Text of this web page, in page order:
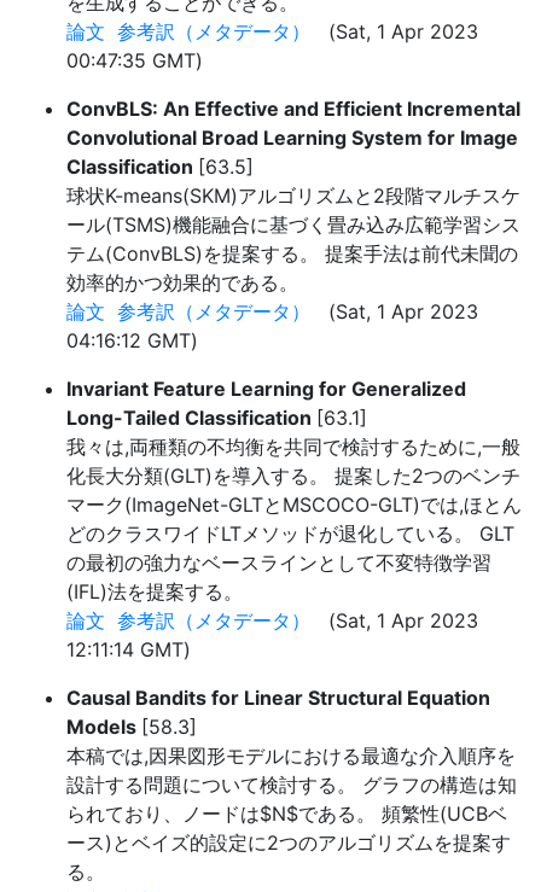
論文 参考訳（メタデータ）
(Sat, 1 Apr 2023
00:47:35 GMT)
ConvBLS: An Effective and Efficient Incremental
Convolutional Broad Learning System for Image
Classification [63.5]
球状K-means(SKM)アルゴリズムと2段階マルチスケ
ール(TSMS)機能融合に基づく畳み込み広範学習シス
テム(ConvBLS)を提案する。 提案手法は前代未聞の
効率的かつ効果的である。
論文 参考訳（メタデータ）
(Sat, 1 Apr 2023
04:16:12 GMT)
Invariant Feature Learning for Generalized
Long-Tailed Classification [63.1]
我々は,両種類の不均衡を共同で検討するために,一般
化長大分類(GLT)を導入する。 提案した2つのベンチ
マーク(ImageNet-GLTとMSCOCO-GLT)では,ほとん
どのクラスワイドLTメソッドが退化している。 GLT
の最初の強力なベースラインとして不変特徴学習
(IFL)法を提案する。
論文 参考訳（メタデータ）
(Sat, 1 Apr 2023
12:11:14 GMT)
Causal Bandits for Linear Structural Equation
Models [58.3]
本稿では,因果図形モデルにおける最適な介入順序を
設計する問題について検討する。 グラフの構造は知
られており、ノードは$N$である。 頻繁性(UCBベ
ース)とベイズ的設定に2つのアルゴリズムを提案す
る。